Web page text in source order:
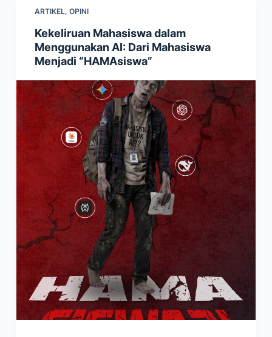
ARTIKEL, OPINI
Kekeliruan Mahasiswa dalam
Menggunakan AI: Dari Mahasiswa
Menjadi “HAMAsiswa”